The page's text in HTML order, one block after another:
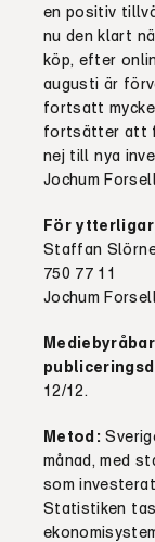
en positiv
nu den klart
köp, efter
augusti är
fortsatt
fortsätter att
nej till nya
Jochum
För
Staffan
750 77 11
Jochum
12/12.
Metod:
månad, med
som
Statistiken